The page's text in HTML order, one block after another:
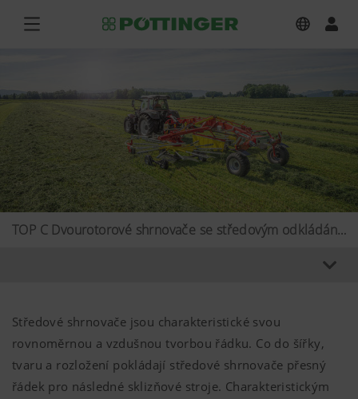
TOP C Dvourotorové shrnovače se středovým odkládáním řádku s podvozkem
Středové shrnovače jsou charakteristické svou
rovnoměrnou a vzdušnou tvorbou řádku. Co do šířky,
tvaru a rozložení pokládají středové shrnovače přesný
řádek pro následné sklizňové stroje. Charakteristickým